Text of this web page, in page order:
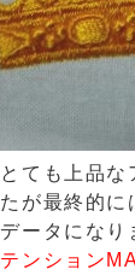
ても上品な
が最終的に
データになり
テンション